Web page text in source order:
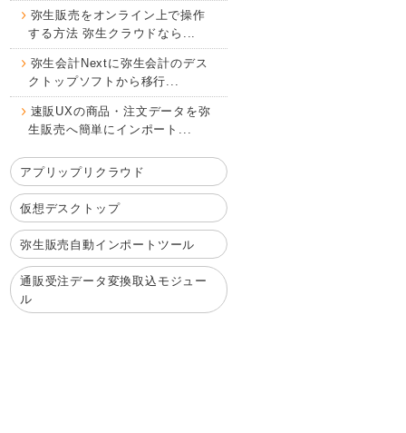
弥生販売をオンライン上で操作
する方法 弥生クラウドなら...
弥生会計Nextに弥生会計のデス
クトップソフトから移行...
速販UXの商品・注文データを弥
生販売へ簡単にインポート...
アプリップリクラウド
仮想デスクトップ
弥生販売自動インポートツール
通販受注データ変換取込モジュー
ル